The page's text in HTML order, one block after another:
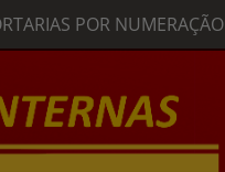
POR NUMERAÇÃO